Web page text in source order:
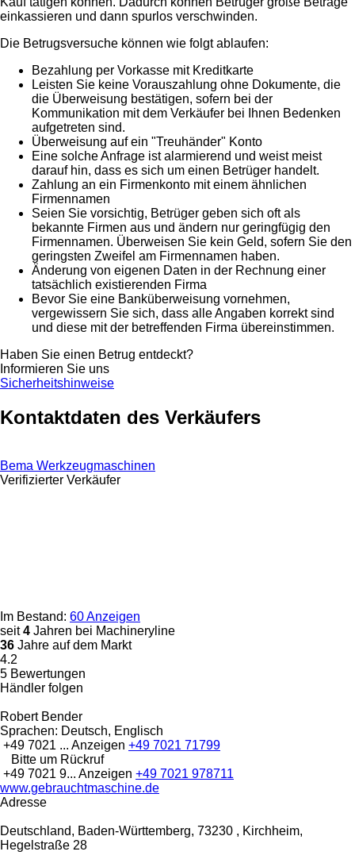
einkassieren und dann spurlos verschwinden.
Die Betrugsversuche können wie folgt ablaufen:
Bezahlung per Vorkasse mit Kreditkarte
Leisten Sie keine Vorauszahlung ohne Dokumente, die
die Überweisung bestätigen, sofern bei der
Kommunikation mit dem Verkäufer bei Ihnen Bedenken
aufgetreten sind.
Überweisung auf ein "Treuhänder" Konto
Eine solche Anfrage ist alarmierend und weist meist
darauf hin, dass es sich um einen Betrüger handelt.
Zahlung an ein Firmenkonto mit einem ähnlichen
Firmennamen
Seien Sie vorsichtig, Betrüger geben sich oft als
bekannte Firmen aus und ändern nur geringfügig den
Firmennamen. Überweisen Sie kein Geld, sofern Sie den
geringsten Zweifel am Firmennamen haben.
Änderung von eigenen Daten in der Rechnung einer
tatsächlich existierenden Firma
Bevor Sie eine Banküberweisung vornehmen,
vergewissern Sie sich, dass alle Angaben korrekt sind
und diese mit der betreffenden Firma übereinstimmen.
Haben Sie einen Betrug entdeckt?
Informieren Sie uns
Sicherheitshinweise
Kontaktdaten des Verkäufers
Bema Werkzeugmaschinen
Verifizierter Verkäufer
Im Bestand: 60 Anzeigen
seit4 Jahren bei Machineryline
36 Jahre auf dem Markt
4.2
5 Bewertungen
Händler folgen
Robert Bender
Sprachen: Deutsch, Englisch
+49 7021 ... Anzeigen +49 7021 71799
Bitte um Rückruf
+49 7021 9... Anzeigen +49 7021 978711
www.gebrauchtmaschine.de
Adresse
Deutschland, Baden-Württemberg, 73230 , Kirchheim,
Hegelstraße 28